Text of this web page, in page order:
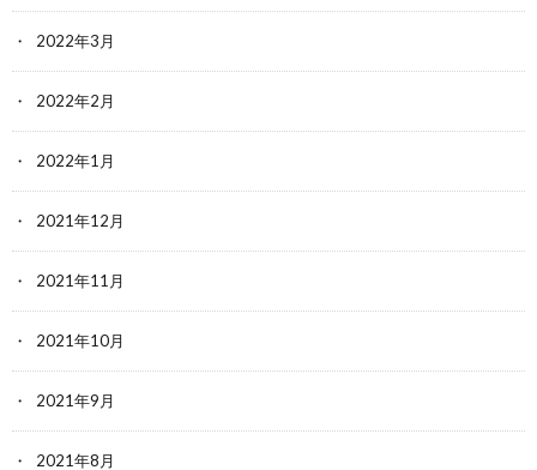
2022年3月
2022年2月
2022年1月
2021年12月
2021年11月
2021年10月
2021年9月
2021年8月